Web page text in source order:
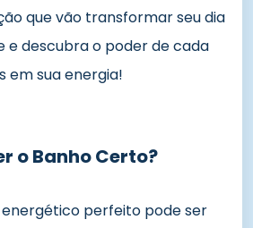
que vão transformar seu dia
e descubra o poder de cada
em sua energia!
o Banho Certo?
perfeito pode ser